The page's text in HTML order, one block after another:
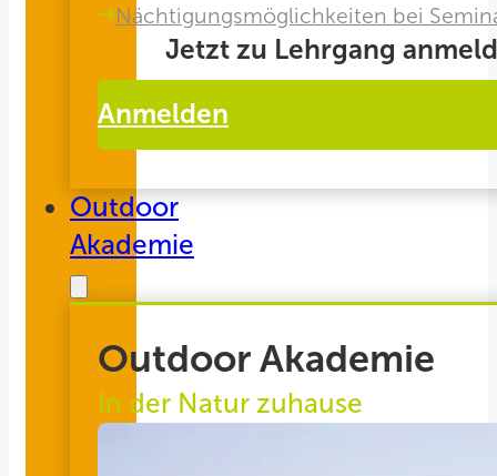
Nächtigungsmöglichkeiten bei
Jetzt zu Lehrgang
Anmelden
Outdoor
Akademie
Outdoor Akademie
In der Natur zuhause